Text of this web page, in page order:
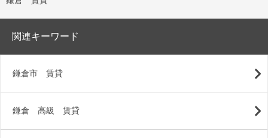
関連キーワード
鎌倉市 賃貸
鎌倉 高級 賃貸